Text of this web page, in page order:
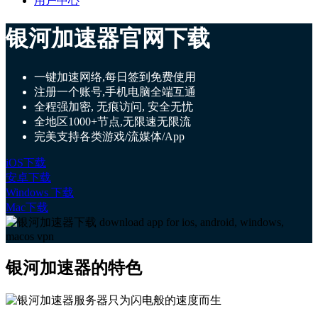
银河加速器官网下载
一键加速网络,每日签到免费使用
注册一个账号,手机电脑全端互通
全程强加密, 无痕访问, 安全无忧
全地区1000+节点,无限速无限流
完美支持各类游戏/流媒体/App
iOS下载
安卓下载
Windows 下载
Mac下载
银河加速器的特色